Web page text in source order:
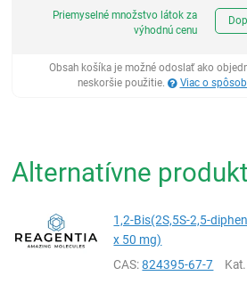
Priemyselné množstvo látok za
výhodnú cenu
Obsah košíka je možné odoslať ako
neskoršie použitie.
Viac o
Alternatívne
1,2-Bis(2S,5S-2,5-
x 50 mg)
CAS:824395-67-7